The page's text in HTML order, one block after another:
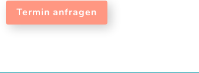
Termin anfragen